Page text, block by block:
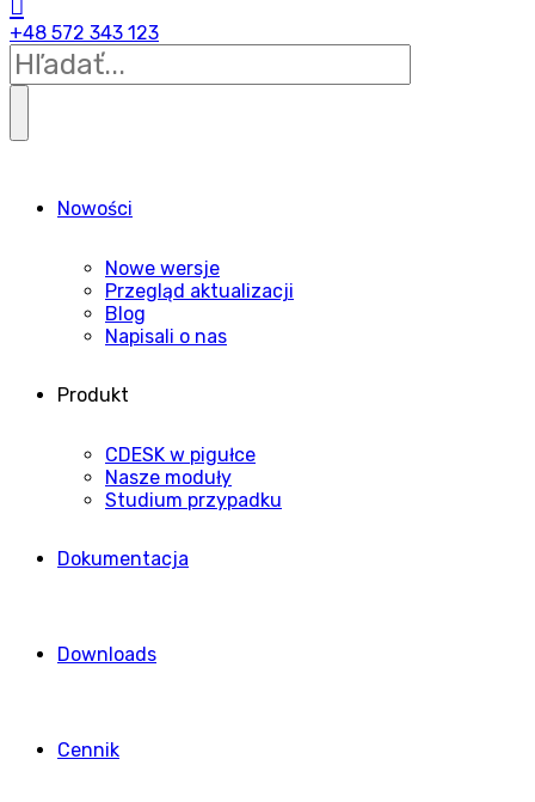
+48 572 343 123
Nowości
Nowe wersje
Przegląd aktualizacji
Blog
Napisali o nas
Produkt
CDESK w pigułce
Nasze moduły
Studium przypadku
Dokumentacja
Downloads
Cennik